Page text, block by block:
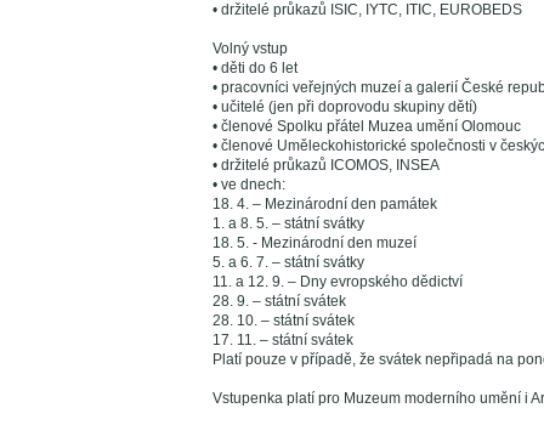
• držitelé průkazů ISIC, IYTC, ITIC, EUROBEDS
Volný vstup
• děti do 6 let
• pracovníci veřejných muzeí a galerií České
• učitelé (jen při doprovodu skupiny dětí)
• členové Spolku přátel Muzea umění Olomouc
• členové Uměleckohistorické společnosti v
• držitelé průkazů ICOMOS, INSEA
• ve dnech:
18. 4. – Mezinárodní den památek
1. a 8. 5. – státní svátky
18. 5. - Mezinárodní den muzeí
5. a 6. 7. – státní svátky
11. a 12. 9. – Dny evropského dědictví
28. 9. – státní svátek
28. 10. – státní svátek
17. 11. – státní svátek
Platí pouze v případě, že svátek nepřipadá na
Vstupenka platí pro Muzeum moderního umění i